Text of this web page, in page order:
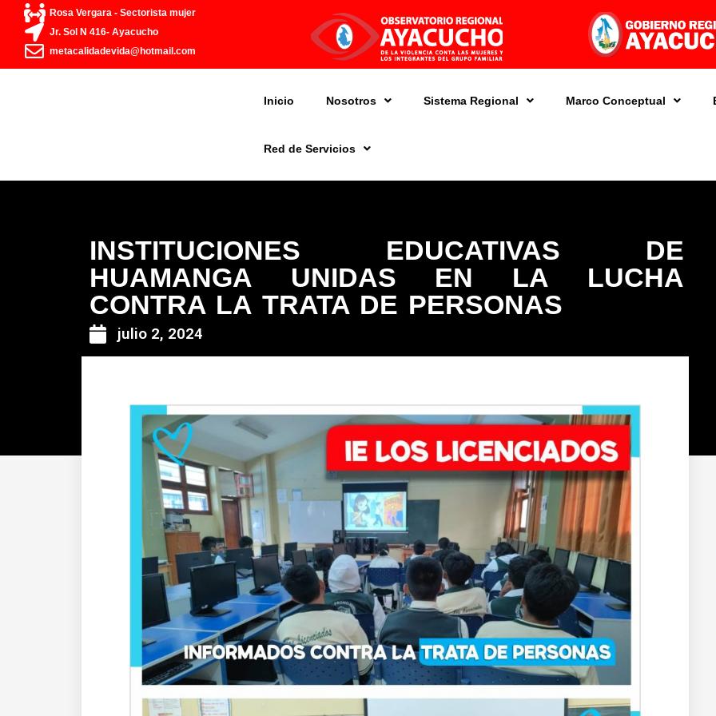
contenido
Rosa Vergara - Sectorista mujer
Jr. Sol N 416- Ayacucho
metacalidadevida@hotmail.com
Inicio Nosotros Sistema Regional Marco Conceptual
Red de Servicios
INSTITUCIONES EDUCATIVAS DE
HUAMANGA UNIDAS EN LA LUCHA
CONTRA LA TRATA DE PERSONAS
julio 2, 2024